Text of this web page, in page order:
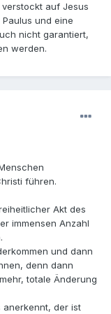
auf Jesus
und eine
nicht garantiert,
werden.
führen.
Akt des
immensen Anzahl
und dann
denn dann
totale Änderung
anerkennt, der ist